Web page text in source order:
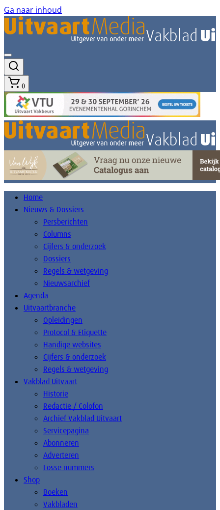
Ga naar inhoud
0
Home
Nieuws & Dossiers
Persberichten
Columns
Cijfers & onderzoek
Dossiers
Regels & wetgeving
Nieuwsarchief
Agenda
Uitvaartbranche
Opleidingen
Protocol & Etiquette
Handige websites
Cijfers & onderzoek
Regels & wetgeving
Vakblad Uitvaart
Historie
Redactie / Colofon
Archief Vakblad Uitvaart
Servicepagina
Abonneren
Adverteren
Losse nummers
Shop
Boeken
Vakbladen